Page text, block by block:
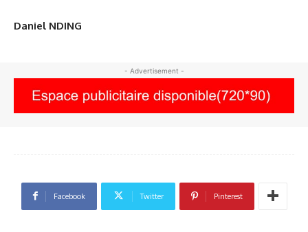
Daniel NDING
- Advertisement -
Facebook Twitter Pinterest